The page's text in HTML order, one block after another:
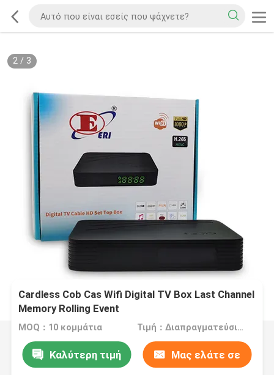
2/ 3
Cardless Cob Cas Wifi Digital TV Box Last Channel
Memory Rolling Event
MOQ：10 κομμάτια Τιμή：Διαπραγματεύσιμα
Καλύτερη τιμή Μας ελάτε σε